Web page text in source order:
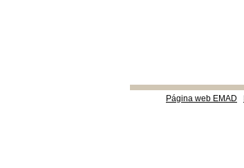
Página web EMAD